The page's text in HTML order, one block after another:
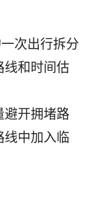
次出行拆分
线和时间估
避开拥堵路
线中加入临